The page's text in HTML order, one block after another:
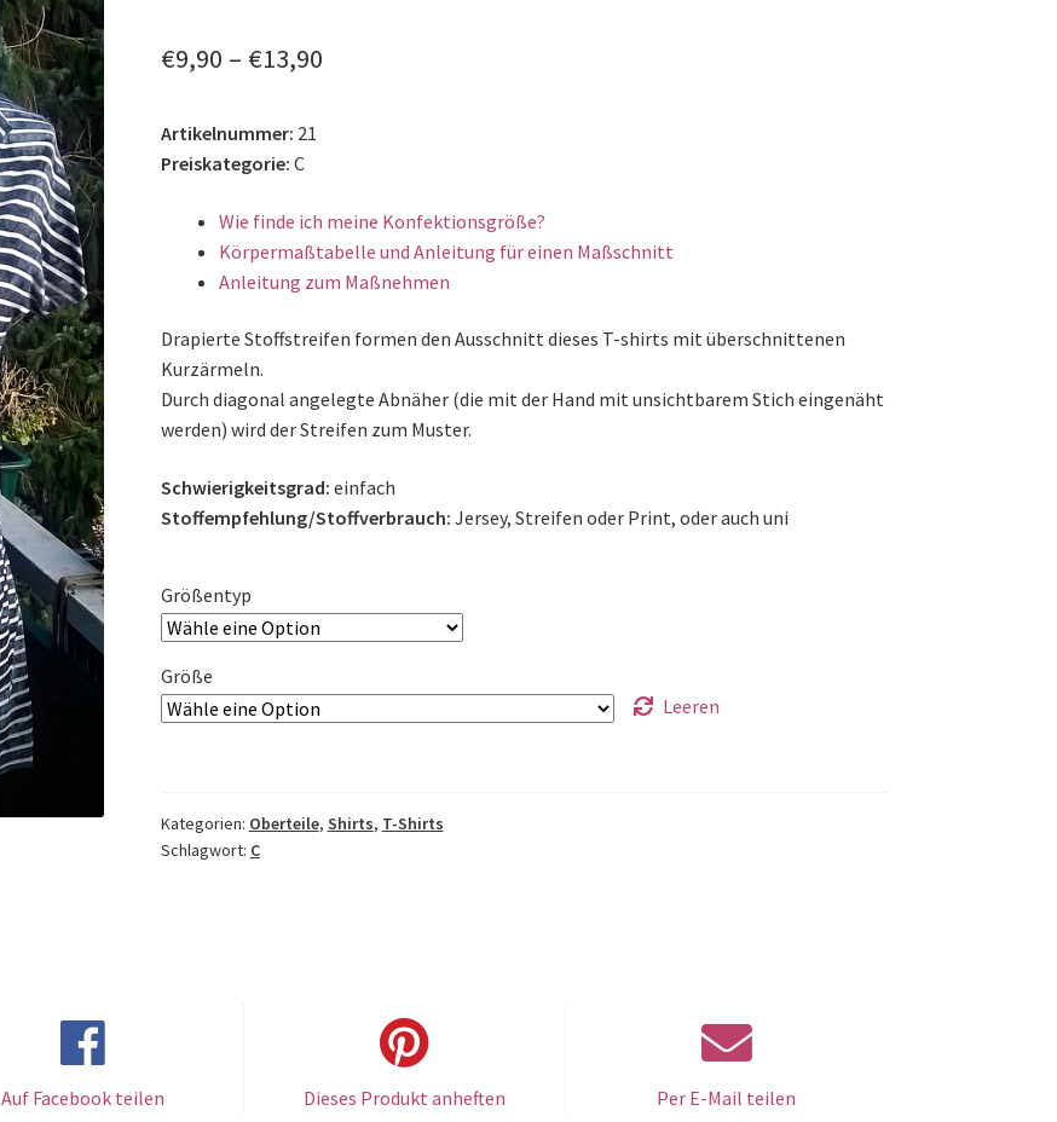
🔍
€9,90 – €13,90
Artikelnummer: 21
Preiskategorie: C
Wie finde ich meine Konfektionsgröße?
Körpermaßtabelle und Anleitung für einen Maßschnitt
Anleitung zum Maßnehmen
Drapierte Stoffstreifen formen den Ausschnitt dieses T-shirts mit überschnittenen
Kurzärmeln.
Durch diagonal angelegte Abnäher (die mit der Hand mit unsichtbarem Stich eingenäht
werden) wird der Streifen zum Muster.
Schwierigkeitsgrad: einfach
Stoffempfehlung/Stoffverbrauch: Jersey, Streifen oder Print, oder auch uni
Größentyp
Größe
Leeren
Kategorien: Oberteile, Shirts, T-Shirts
Schlagwort: C
Auf Facebook teilen Dieses Produkt anheften Per E-Mail teilen